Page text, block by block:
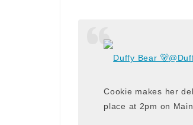
Duffy Bear 🐻
Cookie makes her
place at 2pm on